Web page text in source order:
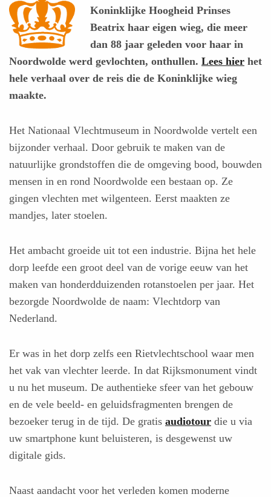
Koninklijke Hoogheid Prinses
Beatrix haar eigen wieg, die meer
dan 88 jaar geleden voor haar in
Noordwolde werd gevlochten, onthullen. Lees hier het
hele verhaal over de reis die de Koninklijke wieg
maakte.
Het Nationaal Vlechtmuseum in Noordwolde vertelt een
bijzonder verhaal. Door gebruik te maken van de
natuurlijke grondstoffen die de omgeving bood, bouwden
mensen in en rond Noordwolde een bestaan op. Ze
gingen vlechten met wilgenteen. Eerst maakten ze
mandjes, later stoelen.
Het ambacht groeide uit tot een industrie. Bijna het hele
dorp leefde een groot deel van de vorige eeuw van het
maken van honderdduizenden rotanstoelen per jaar. Het
bezorgde Noordwolde de naam: Vlechtdorp van
Nederland.
Er was in het dorp zelfs een Rietvlechtschool waar men
het vak van vlechter leerde. In dat Rijksmonument vindt
u nu het museum. De authentieke sfeer van het gebouw
en de vele beeld- en geluidsfragmenten brengen de
bezoeker terug in de tijd. De gratis audiotour die u via
uw smartphone kunt beluisteren, is desgewenst uw
digitale gids.
Naast aandacht voor het verleden komen moderne